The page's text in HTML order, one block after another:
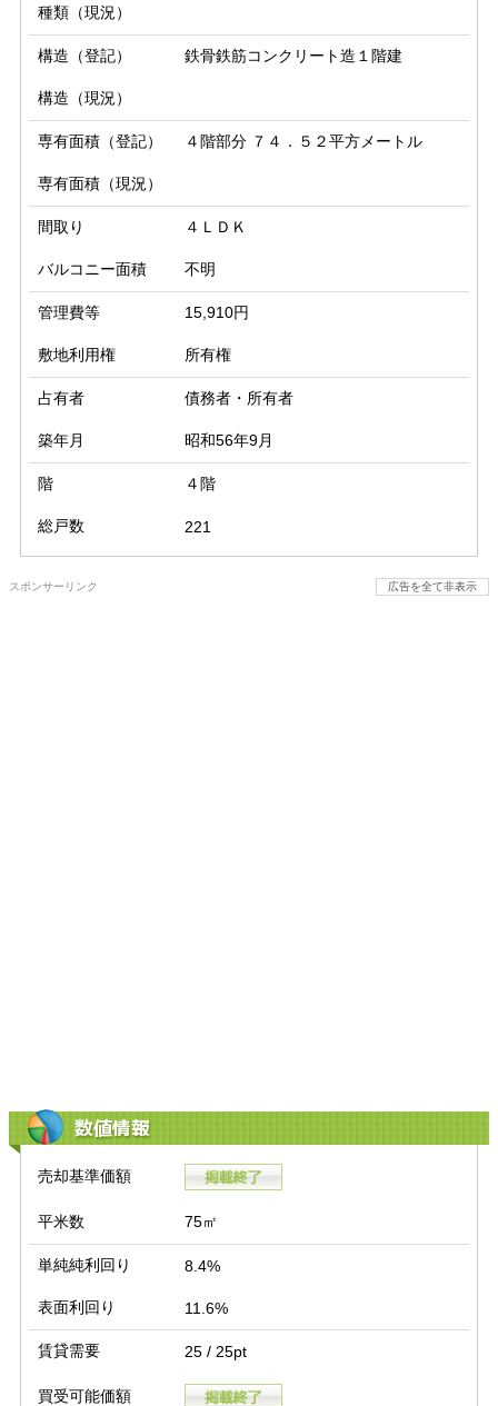
種類（現況）
構造（登記） 鉄骨鉄筋コンクリート造１階建
構造（現況）
専有面積（登記） ４階部分 ７４．５２平方メートル
専有面積（現況）
間取り ４ＬＤＫ
バルコニー面積 不明
管理費等 15,910円
敷地利用権 所有権
占有者 債務者・所有者
築年月 昭和56年9月
階 ４階
総戸数 221
スポンサーリンク 広告を全て非表示
数値情報
売却基準価額
平米数 75㎡
単純純利回り 8.4%
表面利回り 11.6%
賃貸需要 25 / 25pt
買受可能価額